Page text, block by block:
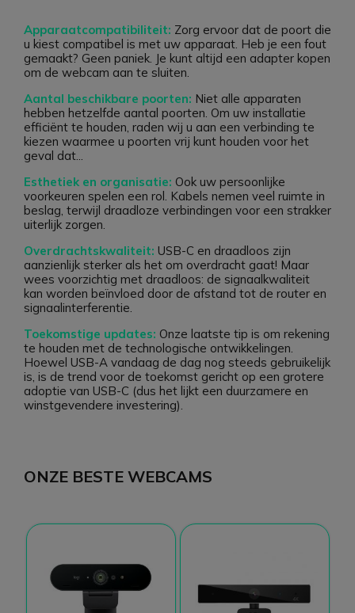
Apparaatcompatibiliteit: Zorg ervoor dat de poort die
u kiest compatibel is met uw apparaat. Heb je een fout
gemaakt? Geen paniek. Je kunt altijd een adapter kopen
om de webcam aan te sluiten.
Aantal beschikbare poorten: Niet alle apparaten
hebben hetzelfde aantal poorten. Om uw installatie
efficiënt te houden, raden wij u aan een verbinding te
kiezen waarmee u poorten vrij kunt houden voor het
geval dat...
Esthetiek en organisatie: Ook uw persoonlijke
voorkeuren spelen een rol. Kabels nemen veel ruimte in
beslag, terwijl draadloze verbindingen voor een strakker
uiterlijk zorgen.
Overdrachtskwaliteit: USB-C en draadloos zijn
aanzienlijk sterker als het om overdracht gaat! Maar
wees voorzichtig met draadloos: de signaalkwaliteit
kan worden beïnvloed door de afstand tot de router en
signaalinterferentie.
Toekomstige updates: Onze laatste tip is om rekening
te houden met de technologische ontwikkelingen.
Hoewel USB-A vandaag de dag nog steeds gebruikelijk
is, is de trend voor de toekomst gericht op een grotere
adoptie van USB-C (dus het lijkt een duurzamere en
winstgevendere investering).
ONZE BESTE WEBCAMS